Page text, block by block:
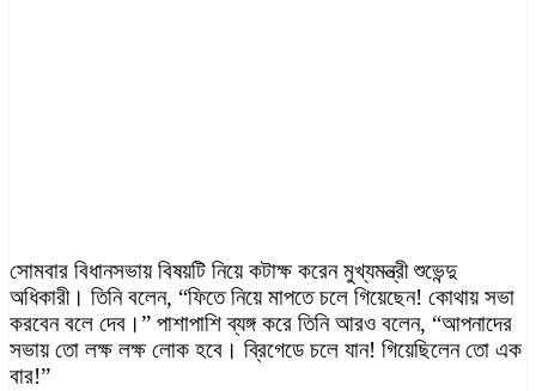
সোমবার বিধানসভায় বিষয়টি নিয়ে কটাক্ষ করেন মুখ্যমন্ত্রী শুভেন্দু
অধিকারী। তিনি বলেন, “ফিতে নিয়ে মাপতে চলে গিয়েছেন! কোথায় সভা
করবেন বলে দেব।” পাশাপাশি ব্যঙ্গ করে তিনি আরও বলেন, “আপনাদের
সভায় তো লক্ষ লক্ষ লোক হবে। ব্রিগেডে চলে যান! গিয়েছিলেন তো এক
বার!”